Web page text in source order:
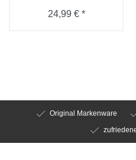
24,99 € *
Original Markenware